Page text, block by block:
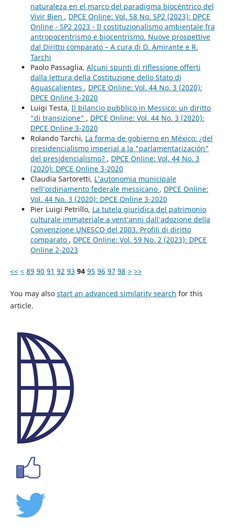
naturaleza en el marco del paradigma biocéntrico del
Vivir Bien , DPCE Online: Vol. 58 No. SP2 (2023): DPCE
Online - SP2 2023 - Il costituzionalismo ambientale fra
antropocentrismo e biocentrismo. Nuove prospettive
dal Diritto comparato – A cura di D. Amirante e R.
Tarchi
Paolo Passaglia, Alcuni spunti di riflessione offerti
dalla lettura della Costituzione dello Stato di
Aguascalientes , DPCE Online: Vol. 44 No. 3 (2020):
DPCE Online 3-2020
Luigi Testa, Il bilancio pubblico in Messico: un diritto
“di transizione” , DPCE Online: Vol. 44 No. 3 (2020):
DPCE Online 3-2020
Rolando Tarchi, La forma de gobierno en México: ¿del
presidencialismo imperial a la “parlamentarización”
del presidencialismo? , DPCE Online: Vol. 44 No. 3
(2020): DPCE Online 3-2020
Claudia Sartoretti, L’autonomia municipale
nell’ordinamento federale messicano , DPCE Online:
Vol. 44 No. 3 (2020): DPCE Online 3-2020
Pier Luigi Petrillo, La tutela giuridica del patrimonio
culturale immateriale a vent’anni dall’adozione della
Convenzione UNESCO del 2003. Profili di diritto
comparato , DPCE Online: Vol. 59 No. 2 (2023): DPCE
Online 2-2023
<< < 89 90 91 92 93 94 95 96 97 98 > >>
You may also start an advanced similarity search for this
article.